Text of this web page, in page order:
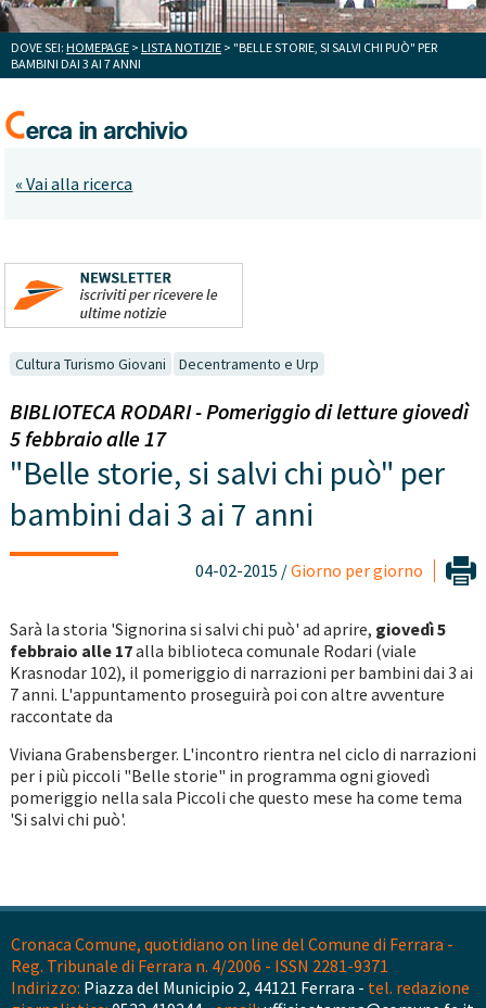
DOVE SEI: HOMEPAGE > LISTA NOTIZIE > "BELLE STORIE, SI SALVI CHI PUÒ" PER
BAMBINI DAI 3 AI 7 ANNI
« Vai alla ricerca
Cultura Turismo Giovani Decentramento e Urp
BIBLIOTECA RODARI - Pomeriggio di letture giovedì
5 febbraio alle 17
"Belle storie, si salvi chi può" per
bambini dai 3 ai 7 anni
04-02-2015 /Giorno per giorno
Sarà la storia 'Signorina si salvi chi può' ad aprire, giovedì 5
febbraio alle 17alla biblioteca comunale Rodari (viale
Krasnodar 102), il pomeriggio di narrazioni per bambini dai 3 ai
7 anni. L'appuntamento proseguirà poi con altre avventure
raccontate da
Viviana Grabensberger. L'incontro rientra nel ciclo di narrazioni
per i più piccoli "Belle storie" in programma ogni giovedì
pomeriggio nella sala Piccoli che questo mese ha come tema
'Si salvi chi può'.
Cronaca Comune, quotidiano on line del Comune di Ferrara -
Reg. Tribunale di Ferrara n. 4/2006 - ISSN 2281-9371
Indirizzo: Piazza del Municipio 2, 44121 Ferrara - tel. redazione